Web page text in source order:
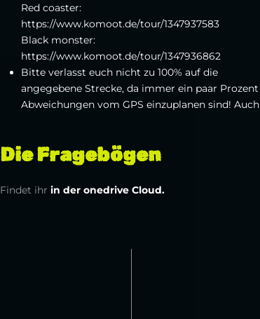
Red coaster:
https://www.komoot.de/tour/1347937583
Black monster:
https://www.komoot.de/tour/1347936862
Bitte verlasst euch nicht zu 100% auf die
angegebene Strecke, da immer ein paar Prozent
Abweichungen vom GPS einzuplanen sind! Auch
Die Fragebögen
Findet ihrin der onedrive Cloud.